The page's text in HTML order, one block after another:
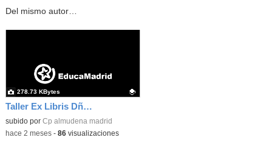
Del mismo autor…
Taller Ex Libris Dña Letizia 06
Contenido educativo.
subido por Cp almudena madrid
278.73 KBytes
-hace 2 meses- 86visualizaciones